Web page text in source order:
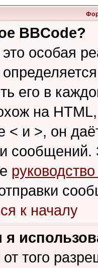
BBCode?
особая
его в
на
< и >, он
к началу
я
от того